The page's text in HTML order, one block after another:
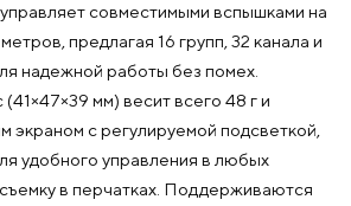
совместимыми вспышками на
предлагая 16 групп, 32 канала и
надежной работы без помех.
мм) весит всего 48 г и
экраном с регулируемой подсветкой,
удобного управления в любых
в перчатках. Поддерживаются